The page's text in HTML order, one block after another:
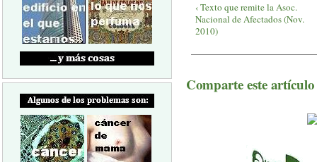
‹ Texto que remite la Asoc.
Nacional de Afectados (Nov.
2010)
Comparte este artículo